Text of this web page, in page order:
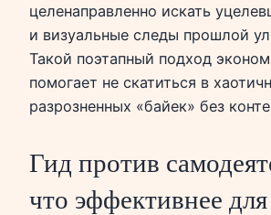
целенаправленно искать
и визуальные следы прошлой
Такой поэтапный подход
помогает не скатиться в
разрозненных «байек» без
Гид против
что эффективнее для